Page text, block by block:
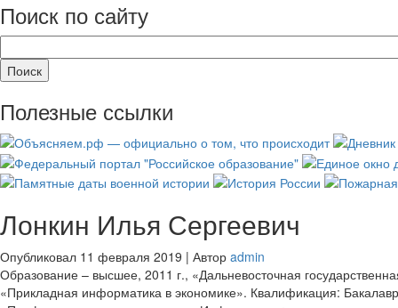
Поиск по сайту
Полезные ссылки
Лонкин Илья Сергеевич
Опубликовал 11 февраля 2019 | Автор admin
Образование – высшее, 2011 г., «Дальневосточная
«Прикладная информатика в экономике». Квалификация: